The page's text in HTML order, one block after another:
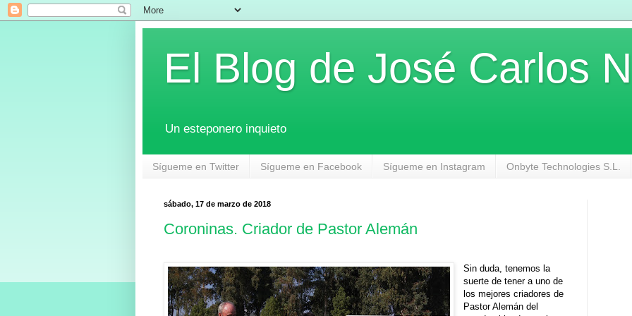
El Blog de José Carlos
Un esteponero inquieto
Sígueme en Twitter Sígueme en Facebook Sígueme en Instagram Onbyte Technologies S.L.
sábado, 17 de marzo de 2018
Coroninas. Criador de Pastor Alemán
Sin duda, tenemos la
suerte de tener a uno de
los mejores criadores de
Pastor Alemán del